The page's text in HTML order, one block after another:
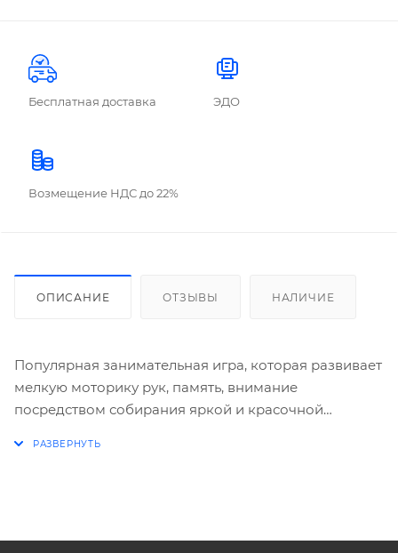
Бесплатная доставка ЭДО
Возмещение НДС до 22%
ОПИСАНИЕ ОТЗЫВЫ НАЛИЧИЕ
Популярная занимательная игра, которая развивает
мелкую моторику рук, память, внимание
посредством собирания яркой и красочной